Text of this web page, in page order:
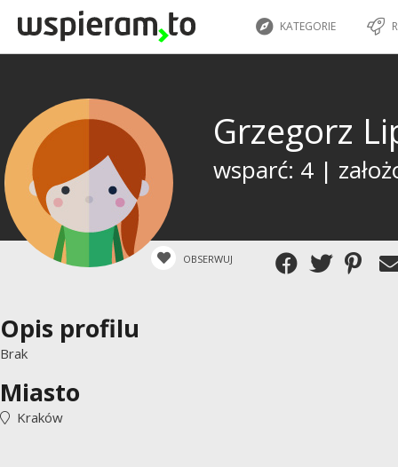
KATEGORIE
Grzegorz
wsparć: 4 |
OBSERWUJ
Opis profilu
Brak
Miasto
Kraków